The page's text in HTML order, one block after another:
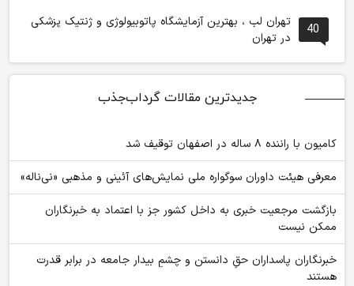
40
تهران لب ، بهترین آزمایشگاه پاتوبیولوژی و ژنتیک پزشکی
در تهران
جدیدترین مقالات گرداب‌جذب
کامیون با راننده ۸ ساله در اصفهان توقیف شد
معرفی هیئت داوران سوگواره ملی نمایش‌های آئینی و مذهبی «نی‌ناله»
بازگشت مرجعیت خبری به داخل کشور جز با اعتماد به خبرنگاران
ممکن نیست
‏خبرنگاران پاسداران حقِ دانستن و چشمِ بیدار جامعه در برابر قدرت
هستند